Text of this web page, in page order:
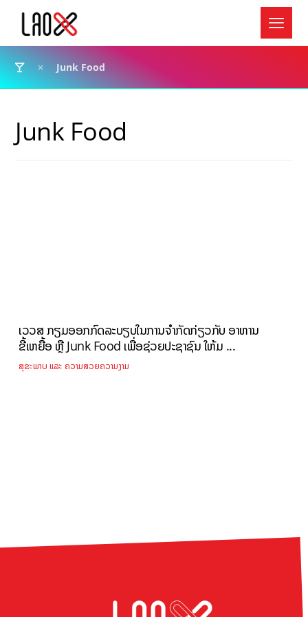
Junk Food
Junk Food
ເວວສ ກຽມອອກກົດລະບຽບໃນການຈຳກັດກ່ຽວກັບ ອາຫານ
ຂີ້ເຫຍື້ອ ຫຼື Junk Food ເພື່ອຊ່ວຍປະຊາຊົນ ໃຫ້ມ ...
ສຸຂະພາບ ແລະ ຄວາມສວຍຄວາມງາມ